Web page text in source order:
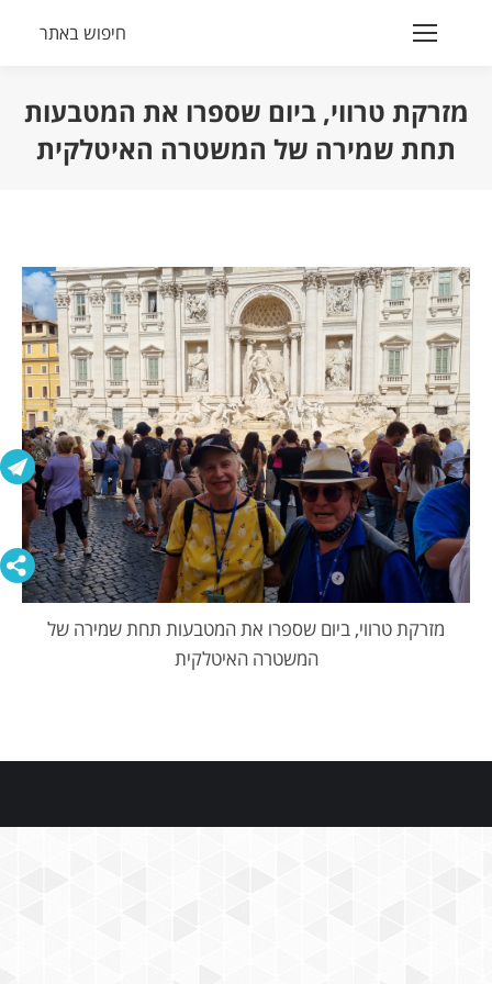
Search:
חיפוש באתר
מזרקת טרווי, ביום שספרו את המטבעות
תחת שמירה של המשטרה האיטלקית
מזרקת טרווי, ביום שספרו את המטבעות תחת שמירה של
המשטרה האיטלקית